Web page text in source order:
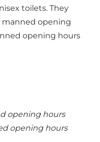
toilets. They
manned opening
opening hours
opening hours
opening hours